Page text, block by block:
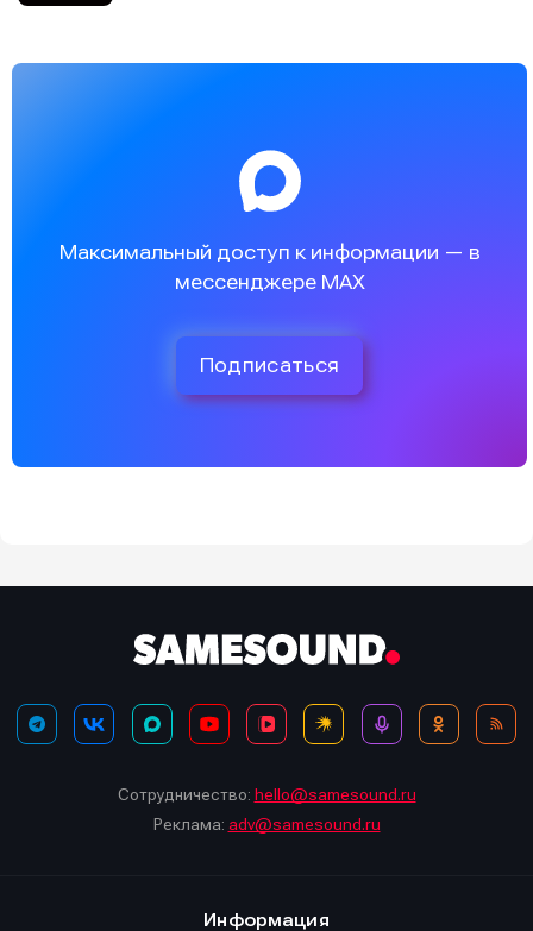
Максимальный доступ к информации — в
мессенджере MAX
Подписаться
Сотрудничество: hello@samesound.ru
Реклама: adv@samesound.ru
Информация